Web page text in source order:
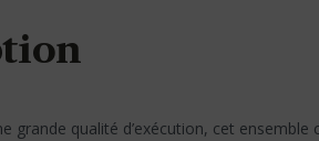
grande qualité d’exécution, cet